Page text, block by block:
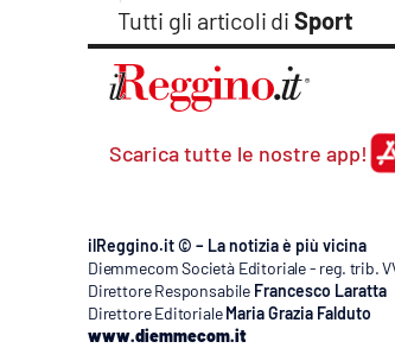
Tutti gli articoli di Sport
Scarica tutte le nostre app!
ilReggino.it © – La notizia è più vicina
Diemmecom Società Editoriale - reg. trib.
Direttore Responsabile Francesco Laratta
Direttore Editoriale Maria Grazia Falduto
www.diemmecom.it